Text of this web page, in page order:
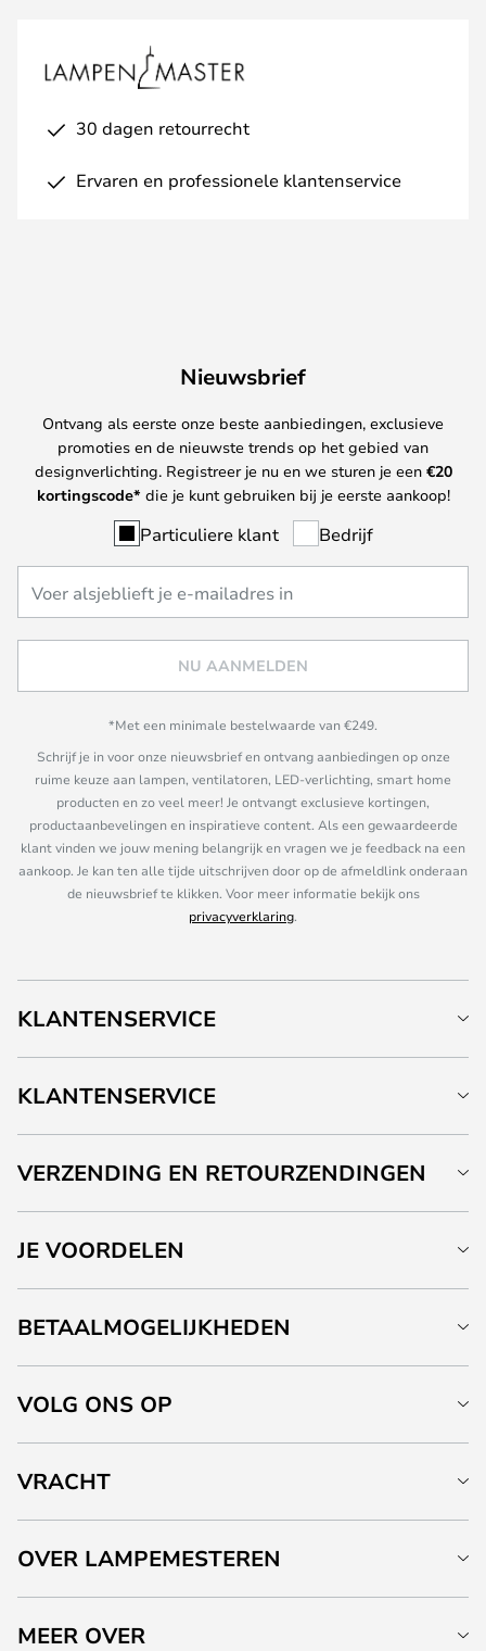
30 dagen retourrecht
Ervaren en professionele klantenservice
Nieuwsbrief
Ontvang als eerste onze beste aanbiedingen, exclusieve
promoties en de nieuwste trends op het gebied van
designverlichting. Registreer je nu en we sturen je een €20
kortingscode* die je kunt gebruiken bij je eerste aankoop!
Particuliere klant Bedrijf
NU AANMELDEN
*Met een minimale bestelwaarde van €249.
Schrijf je in voor onze nieuwsbrief en ontvang aanbiedingen op onze
ruime keuze aan lampen, ventilatoren, LED-verlichting, smart home
producten en zo veel meer! Je ontvangt exclusieve kortingen,
productaanbevelingen en inspiratieve content. Als een gewaardeerde
klant vinden we jouw mening belangrijk en vragen we je feedback na een
aankoop. Je kan ten alle tijde uitschrijven door op de afmeldlink onderaan
de nieuwsbrief te klikken. Voor meer informatie bekijk ons
privacyverklaring.
KLANTENSERVICE
KLANTENSERVICE
VERZENDING EN RETOURZENDINGEN
JE VOORDELEN
BETAALMOGELIJKHEDEN
VOLG ONS OP
VRACHT
OVER LAMPEMESTEREN
MEER OVER